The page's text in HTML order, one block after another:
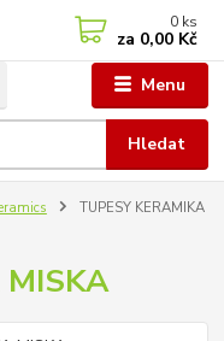
Menu
Hledat
0 ks
za 0,00 Kč
TUPESY KERAMIKA
MISKA